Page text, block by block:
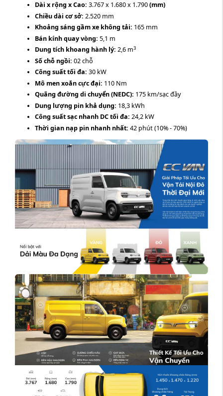
Dài x rộng x Cao: 3.767 x 1.680 x 1.790(mm)
Chiều dài cơ sở: 2.520 mm
Khoảng sáng gầm xe không tải: 165 mm
Bán kính quay vòng: 5,1 m
Dung tích khoang hành lý: 2,6 m3
Số chỗ ngồi: 02 chỗ
Công suất tối đa: 30 kW
Mô men xoắn cực đại: 110 Nm
Quãng đường di chuyển (NEDC): 175 km/sạc đầy
Dung lượng pin khả dụng: 18,3 kWh
Công suất sạc nhanh DC tối đa: 24,2 kW
Thời gian nạp pin nhanh nhất: 42 phút (10% - 70%)